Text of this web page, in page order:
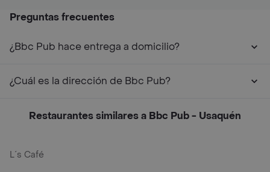
Preguntas frecuentes
¿Bbc Pub hace entrega a domicilio?
¿Cuál es la dirección de Bbc Pub?
Restaurantes similares a Bbc Pub - Usaquén
L´s Café